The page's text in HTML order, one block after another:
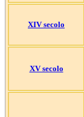
XIV secolo
XV secolo